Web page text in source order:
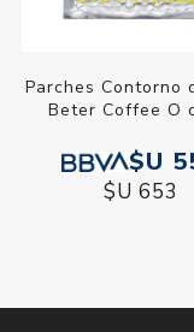
Parches Contorno
Beter Coffee O
$U
$U 653